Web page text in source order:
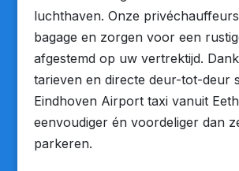
luchthaven. Onze
bagage en zorgen voor een
afgestemd op uw vertrektijd.
tarieven en directe deur-tot-deur
Eindhoven Airport taxi vanuit
eenvoudiger én voordeliger dan
parkeren.